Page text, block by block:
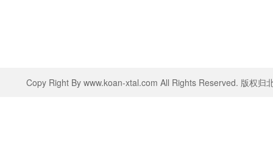
Copy Right By www.koan-xtal.com All Rights Reserved. 版权归